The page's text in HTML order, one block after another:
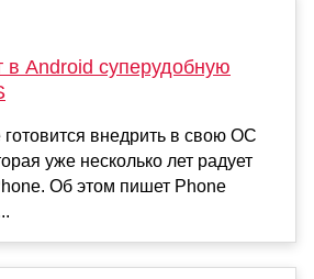
в Android суперудобную
внедрить в свою ОС
уже несколько лет радует
Об этом пишет Phone